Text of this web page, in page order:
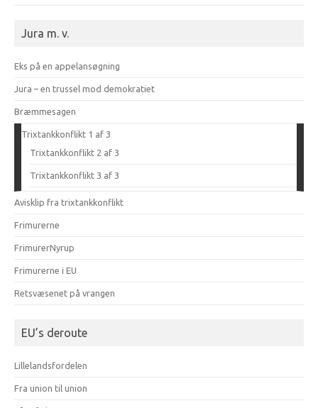
Jura m. v.
Eks på en appelansøgning
Jura – en trussel mod demokratiet
Bræmmesagen
Trixtankkonflikt 1 af 3
Trixtankkonflikt 2 af 3
Trixtankkonflikt 3 af 3
Avisklip fra trixtankkonflikt
Frimurerne
FrimurerNyrup
Frimurerne i EU
Retsvæsenet på vrangen
EU’s deroute
Lillelandsfordelen
Fra union til union